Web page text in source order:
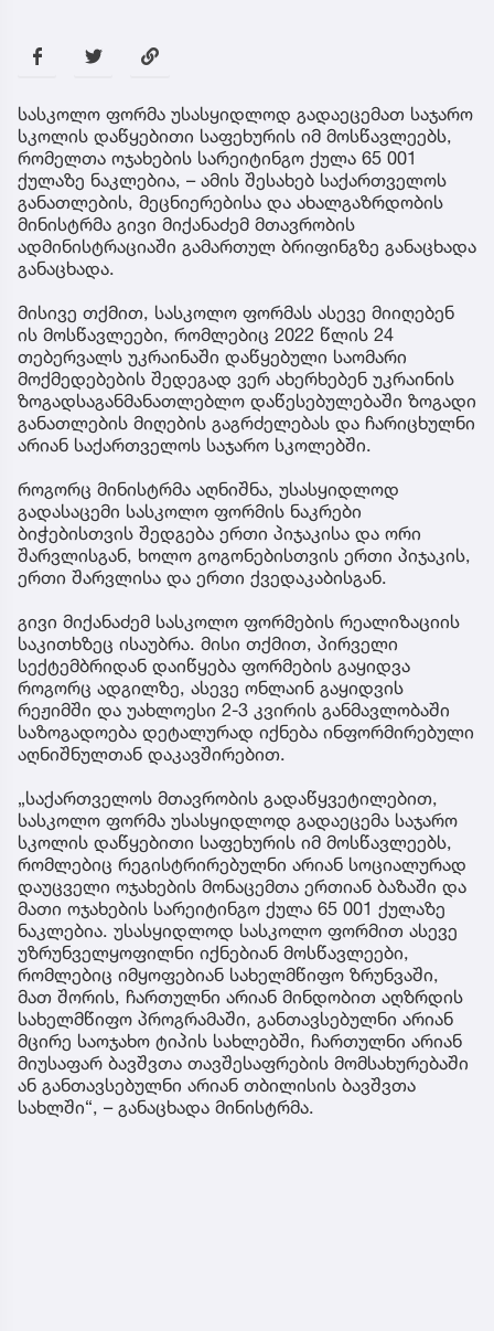
სასკოლო ფორმა უსასყიდლოდ გადაეცემათ საჯარო
სკოლის დაწყებითი საფეხურის იმ მოსწავლეებს,
რომელთა ოჯახების სარეიტინგო ქულა 65 001
ქულაზე ნაკლებია, – ამის შესახებ საქართველოს
განათლების, მეცნიერებისა და ახალგაზრდობის
მინისტრმა გივი მიქანაძემ მთავრობის
ადმინისტრაციაში გამართულ ბრიფინგზე განაცხადა
განაცხადა.
მისივე თქმით, სასკოლო ფორმას ასევე მიიღებენ
ის მოსწავლეები, რომლებიც 2022 წლის 24
თებერვალს უკრაინაში დაწყებული საომარი
მოქმედებების შედეგად ვერ ახერხებენ უკრაინის
ზოგადსაგანმანათლებლო დაწესებულებაში ზოგადი
განათლების მიღების გაგრძელებას და ჩარიცხულნი
არიან საქართველოს საჯარო სკოლებში.
როგორც მინისტრმა აღნიშნა, უსასყიდლოდ
გადასაცემი სასკოლო ფორმის ნაკრები
ბიჭებისთვის შედგება ერთი პიჯაკისა და ორი
შარვლისგან, ხოლო გოგონებისთვის ერთი პიჯაკის,
ერთი შარვლისა და ერთი ქვედაკაბისგან.
გივი მიქანაძემ სასკოლო ფორმების რეალიზაციის
საკითხზეც ისაუბრა. მისი თქმით, პირველი
სექტემბრიდან დაიწყება ფორმების გაყიდვა
როგორც ადგილზე, ასევე ონლაინ გაყიდვის
რეჟიმში და უახლოესი 2-3 კვირის განმავლობაში
საზოგადოება დეტალურად იქნება ინფორმირებული
აღნიშნულთან დაკავშირებით.
„საქართველოს მთავრობის გადაწყვეტილებით,
სასკოლო ფორმა უსასყიდლოდ გადაეცემა საჯარო
სკოლის დაწყებითი საფეხურის იმ მოსწავლეებს,
რომლებიც რეგისტრირებულნი არიან სოციალურად
დაუცველი ოჯახების მონაცემთა ერთიან ბაზაში და
მათი ოჯახების სარეიტინგო ქულა 65 001 ქულაზე
ნაკლებია. უსასყიდლოდ სასკოლო ფორმით ასევე
უზრუნველყოფილნი იქნებიან მოსწავლეები,
რომლებიც იმყოფებიან სახელმწიფო ზრუნვაში,
მათ შორის, ჩართულნი არიან მინდობით აღზრდის
სახელმწიფო პროგრამაში, განთავსებულნი არიან
მცირე საოჯახო ტიპის სახლებში, ჩართულნი არიან
მიუსაფარ ბავშვთა თავშესაფრების მომსახურებაში
ან განთავსებულნი არიან თბილისის ბავშვთა
სახლში“, – განაცხადა მინისტრმა.